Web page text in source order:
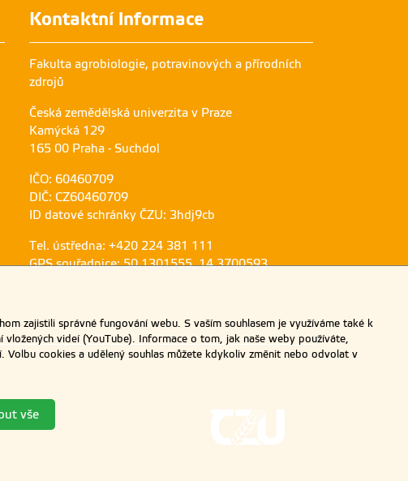
Kontaktní informace
Fakulta agrobiologie, potravinových a přírodních
zdrojů
Česká zemědělská univerzita v Praze
Kamýcká 129
165 00 Praha - Suchdol
IČO: 60460709
DIČ: CZ60460709
ID datové schránky ČZU: 3hdj9cb
Tel. ústředna: +420 224 381 111
GPS souřadnice: 50.1301555, 14.3700593
zajistili správné fungování webu. S vaším souhlasem je využíváme také k
videí (YouTube). Informace o tom, jak naše weby používáte,
cookies a udělený souhlas můžete kdykoliv změnit nebo odvolat v
vše